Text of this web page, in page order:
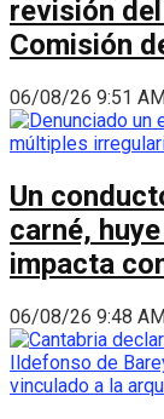
revisión
Comisión
06/08/26 9:51
Un
carné,
impacta
06/08/26 9:48